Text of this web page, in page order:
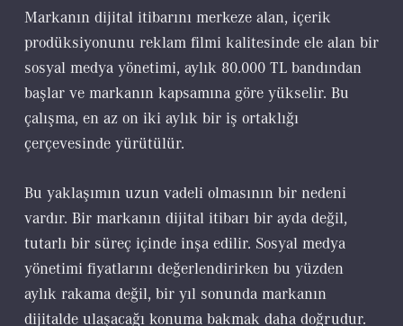
Markanın dijital itibarını merkeze alan, içerik
prodüksiyonunu reklam filmi kalitesinde ele alan bir
sosyal medya yönetimi, aylık 80.000 TL bandından
başlar ve markanın kapsamına göre yükselir. Bu
çalışma, en az on iki aylık bir iş ortaklığı
çerçevesinde yürütülür.
Bu yaklaşımın uzun vadeli olmasının bir nedeni
vardır. Bir markanın dijital itibarı bir ayda değil,
tutarlı bir süreç içinde inşa edilir. Sosyal medya
yönetimi fiyatlarını değerlendirirken bu yüzden
aylık rakama değil, bir yıl sonunda markanın
dijitalde ulaşacağı konuma bakmak daha doğrudur.